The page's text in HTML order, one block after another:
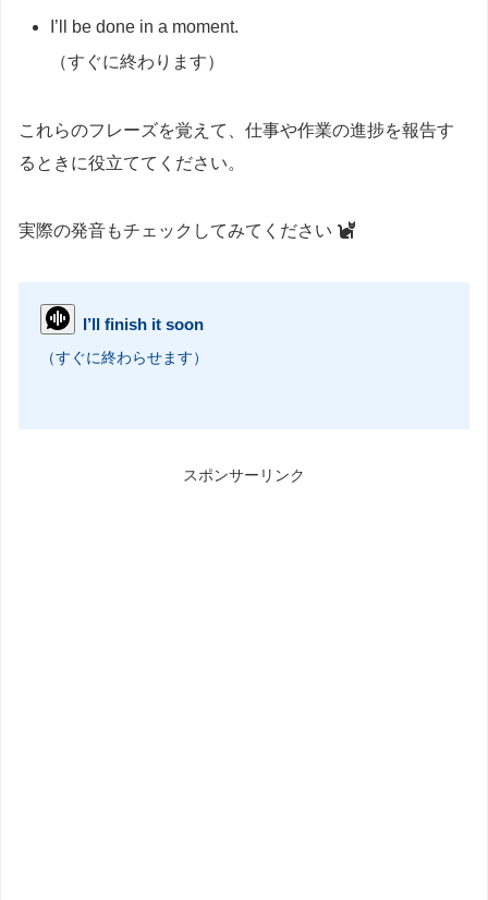
I’ll be done in a moment.
（すぐに終わります）
これらのフレーズを覚えて、仕事や作業の進捗を報告す
るときに役立ててください。
実際の発音もチェックしてみてください
I’ll finish it soon
（すぐに終わらせます）
スポンサーリンク